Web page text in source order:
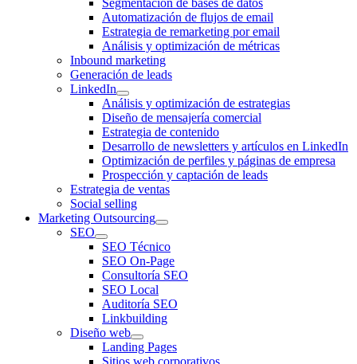
Segmentación de bases de datos
Automatización de flujos de email
Estrategia de remarketing por email
Análisis y optimización de métricas
Inbound marketing
Generación de leads
LinkedIn
Análisis y optimización de estrategias
Diseño de mensajería comercial
Estrategia de contenido
Desarrollo de newsletters y artículos en LinkedIn
Optimización de perfiles y páginas de empresa
Prospección y captación de leads
Estrategia de ventas
Social selling
Marketing Outsourcing
SEO
SEO Técnico
SEO On-Page
Consultoría SEO
SEO Local
Auditoría SEO
Linkbuilding
Diseño web
Landing Pages
Sitios web corporativos